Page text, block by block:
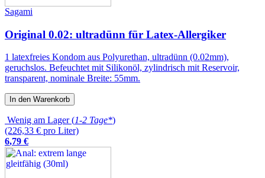
Sagami
Original 0.02: ultradünn für Latex-Allergiker
1 latexfreies Kondom aus Polyurethan, ultradünn (0.02mm),
geruchslos. Befeuchtet mit Silikonöl, zylindrisch mit Reservoir,
transparent, nominale Breite: 55mm.
In den Warenkorb
Wenig am Lager (1-2 Tage*)
(226,33 € pro Liter)
6,79 €